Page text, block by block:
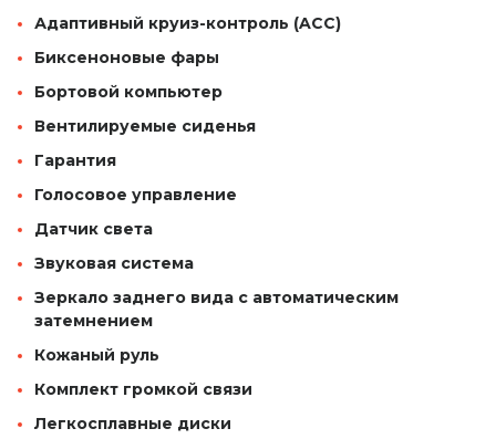
Адаптивный круиз-контроль (ACC)
Биксеноновые фары
Бортовой компьютер
Вентилируемые сиденья
Гарантия
Голосовое управление
Датчик света
Звуковая система
Зеркало заднего вида с автоматическим
затемнением
Кожаный руль
Комплект громкой связи
Легкосплавные диски